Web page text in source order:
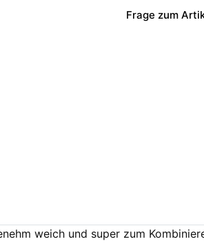
Frage zum
weich und super zum